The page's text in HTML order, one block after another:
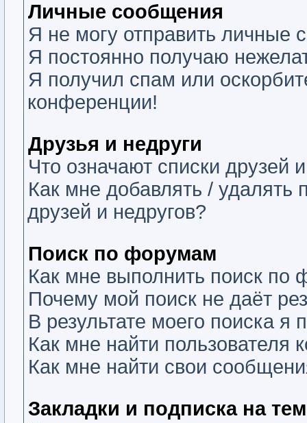
Личные сообщения
Я не могу отправить личные
Я постоянно получаю
Я получил спам или
конференции!
Друзья и недруги
Что означают списки друзей
Как мне добавлять / удалять
друзей и недругов?
Поиск по форумам
Как мне выполнить поиск
Почему мой поиск не даёт
В результате моего поиска я
Как мне найти пользователя
Как мне найти свои
Закладки и подписка на